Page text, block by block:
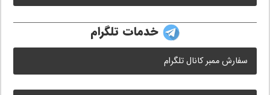
خدمات تلگرام
سفارش ممبر کانال تلگرام